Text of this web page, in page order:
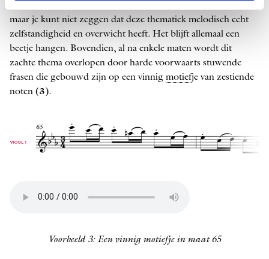
maar je kunt niet zeggen dat deze thematiek melodisch echt
zelfstandigheid en overwicht heeft. Het blijft allemaal een
beetje hangen. Bovendien, al na enkele maten wordt dit
zachte thema overlopen door harde voorwaarts stuwende
frasen die gebouwd zijn op een vinnig motiefje van zestiende
noten (3).
Voorbeeld 3: Een vinnig motiefje in maat 65